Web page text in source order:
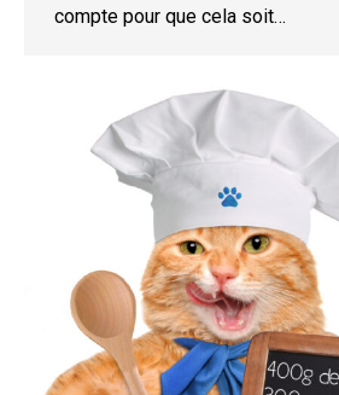
compte pour que cela soit…